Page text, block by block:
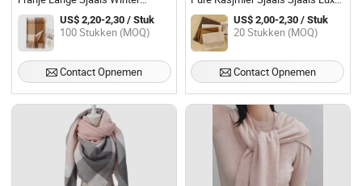
Imitatie Kasjmier Sjaal Andere
Sjaals Voor Vrouwen
US$ 2,20-2,30 / Stuk
100 Stukken (MOQ)
Contact Opnemen
Lange Franje Pashmina Wol
Sjaals Sjaal voor Vrouwen
Kasjmier
US$ 2,00-2,30 / Stuk
20 Stukken (MOQ)
Contact Opnemen